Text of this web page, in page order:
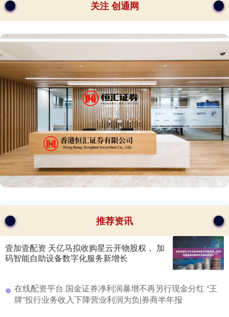
关注 创通网
推荐资讯
壹加壹配资 天亿马拟收购星云开物股权， 加
码智能自助设备数字化服务新增长
​在线配资平台 国金证券净利润暴增不再另行现金分红 “王
牌”投行业务收入下降营业利润为负|券商半年报